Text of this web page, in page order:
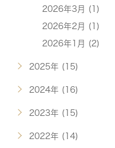
2026年3月 (1)
2026年2月 (1)
2026年1月 (2)
2025年 (15)
2024年 (16)
2023年 (15)
2022年 (14)